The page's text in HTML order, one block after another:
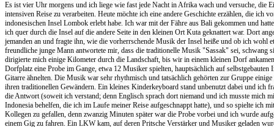
Es ist vier Uhr morgens und ich liege wie fast jede Nacht in Afrika wach und versuche, die
intensiven Reise zu verarbeiten. Heute möchte ich eine andere Geschichte erzählen, die ich
indonesischen Insel Lombok erlebt habe. Ich war mit der Fähre aus Bali gekommen und
ich quer durch die Insel auf die andere Seite in den kleinen Ort Kuta geknattert war. Dort
jemanden an und fragte ihn, wie die vorherrschende Musik der Insel heiße und ob ich wohl
freundliche junge Mann antwortete mir, dass die traditionelle Musik "Sassak" sei, schwang
dirigierte mich einige Kilometer durch die Landschaft, bis wir in einem kleinen Dorf
Dorfplatz eine Probe im Gange, etwa 12 Musiker spielten, hauptsächlich auf selbstgebauten
Gitarre ähnelten. Die Musik war sehr rhythmisch und tatsächlich gehörten zur Gruppe
ihren traditionellen Gewändern. Ein kleines Kinderkeyboard stand unbenutzt dabei und ich
die Antwort (soweit ich verstand; denn Englisch sprach dort niemand und ich musste mich
Indonesia behelfen, die ich im Laufe meiner Reise aufgeschnappt hatte), und so spielte ich
Kollegen zu gefallen, denn zwanzig Minuten später war die Probe vorbei und ich wurde
einem Gig zu fahren. Ein LKW kam, auf deren Pritsche Verstärker und Musiker geladen